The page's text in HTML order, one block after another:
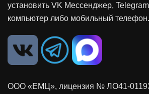
установить VK Мессенджер,
компьютер либо мобильный телефон.
ООО «ЕМЦ», лицензия № ЛО41-